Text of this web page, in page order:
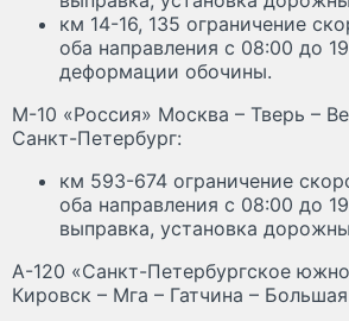
км 14-16, 135 ограничение
оба направления с 08:00 до
деформации обочины.
М-10 «Россия» Москва – Тверь –
Санкт-Петербург:
км 593-674 ограничение
оба направления с 08:00 до
выправка, установка
А-120 «Санкт-Петербургское
Кировск – Мга – Гатчина –